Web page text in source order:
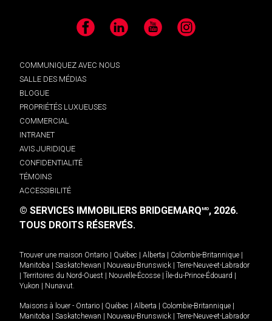
Facebook LinkedIn YouTube Instagram
COMMUNIQUEZ AVEC NOUS
SALLE DES MÉDIAS
BLOGUE
PROPRIÉTÉS LUXUEUSES
COMMERCIAL
INTRANET
AVIS JURIDIQUE
CONFIDENTIALITÉ
TÉMOINS
ACCESSIBILITÉ
© SERVICES IMMOBILIERS BRIDGEMARQMD, 2026.
TOUS DROITS RÉSERVÉS.
Trouver une maison Ontario Québec Alberta Colombie-Britannique
Manitoba
Saskatchewan Nouveau-Brunswick
Terre-Neuve-et-Labrador
Territoires du Nord-Ouest Nouvelle-Écosse Île-du-Prince-Édouard
Yukon
Nunavut.
Maisons à louer - Ontario Québec Alberta Colombie-Britannique
Manitoba
Saskatchewan Nouveau-Brunswick
Terre-Neuve-et-Labrador